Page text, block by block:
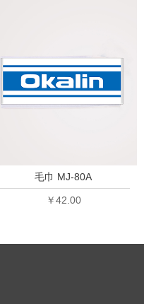
毛巾 MJ-80A
￥42.00